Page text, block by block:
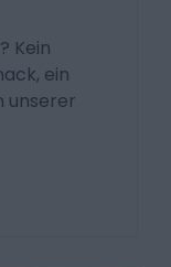
Kein
ein
unserer